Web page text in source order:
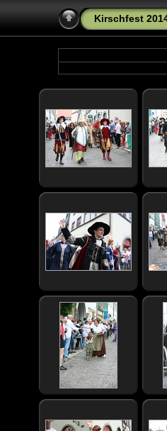
Kirschfest